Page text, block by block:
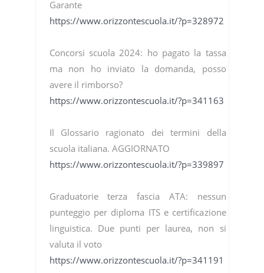
Garante
https://www.orizzontescuola.it/?p=328972
Concorsi scuola 2024: ho pagato la tassa
ma non ho inviato la domanda, posso
avere il rimborso?
https://www.orizzontescuola.it/?p=341163
Il Glossario ragionato dei termini della
scuola italiana. AGGIORNATO
https://www.orizzontescuola.it/?p=339897
Graduatorie terza fascia ATA: nessun
punteggio per diploma ITS e certificazione
linguistica. Due punti per laurea, non si
valuta il voto
https://www.orizzontescuola.it/?p=341191